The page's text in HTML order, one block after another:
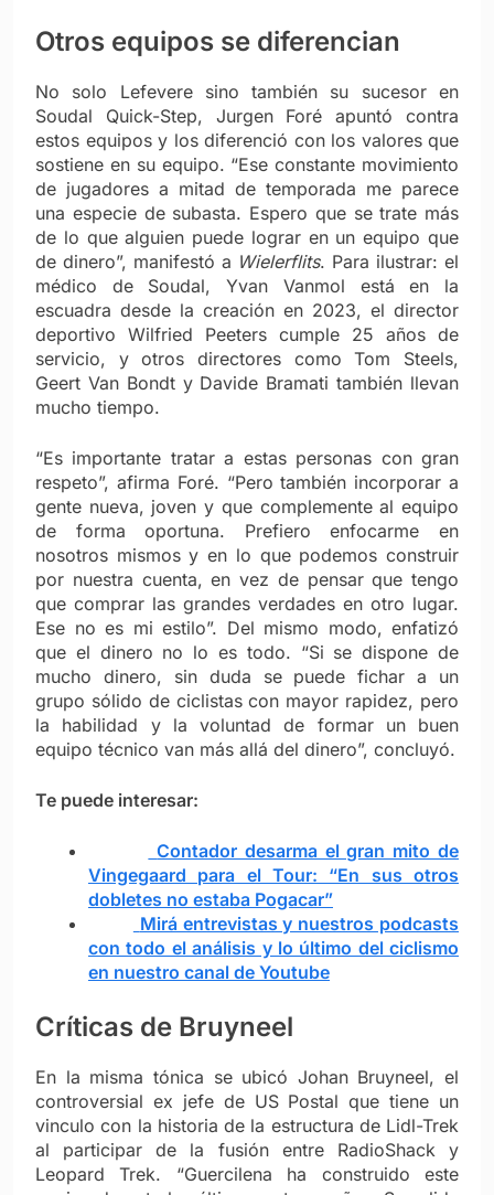
Otros equipos se diferencian
No solo Lefevere sino también su sucesor en
Soudal Quick-Step, Jurgen Foré apuntó contra
estos equipos y los diferenció con los valores que
sostiene en su equipo. “Ese constante movimiento
de jugadores a mitad de temporada me parece
una especie de subasta. Espero que se trate más
de lo que alguien puede lograr en un equipo que
de dinero”, manifestó a Wielerflits. Para ilustrar: el
médico de Soudal, Yvan Vanmol está en la
escuadra desde la creación en 2023, el director
deportivo Wilfried Peeters cumple 25 años de
servicio, y otros directores como Tom Steels,
Geert Van Bondt y Davide Bramati también llevan
mucho tiempo.
“Es importante tratar a estas personas con gran
respeto”, afirma Foré. “Pero también incorporar a
gente nueva, joven y que complemente al equipo
de forma oportuna. Prefiero enfocarme en
nosotros mismos y en lo que podemos construir
por nuestra cuenta, en vez de pensar que tengo
que comprar las grandes verdades en otro lugar.
Ese no es mi estilo”. Del mismo modo, enfatizó
que el dinero no lo es todo. “Si se dispone de
mucho dinero, sin duda se puede fichar a un
grupo sólido de ciclistas con mayor rapidez, pero
la habilidad y la voluntad de formar un buen
equipo técnico van más allá del dinero”, concluyó.
Te puede interesar:
Contador desarma el gran mito de
Vingegaard para el Tour: “En sus otros
dobletes no estaba Pogacar”
Mirá entrevistas y nuestros podcasts
con todo el análisis y lo último del ciclismo
en nuestro canal de Youtube
Críticas de Bruyneel
En la misma tónica se ubicó Johan Bruyneel, el
controversial ex jefe de US Postal que tiene un
vinculo con la historia de la estructura de Lidl-Trek
al participar de la fusión entre RadioShack y
Leopard Trek. “Guercilena ha construido este